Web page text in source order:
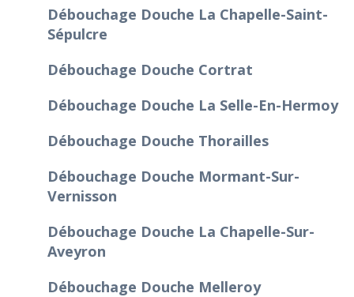
Débouchage Douche La Chapelle-Saint-
Sépulcre
Débouchage Douche Cortrat
Débouchage Douche La Selle-En-Hermoy
Débouchage Douche Thorailles
Débouchage Douche Mormant-Sur-
Vernisson
Débouchage Douche La Chapelle-Sur-
Aveyron
Débouchage Douche Melleroy